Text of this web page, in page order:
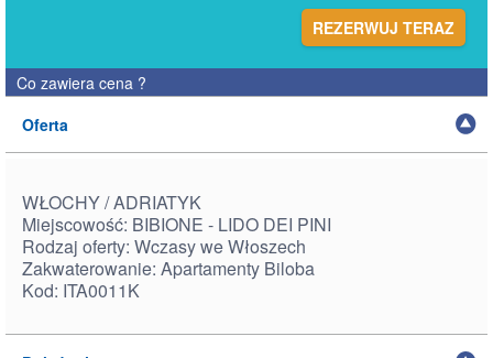
REZERWUJ TERAZ
Co zawiera cena ?
Oferta
WŁOCHY / ADRIATYK
Miejscowość: BIBIONE - LIDO DEI PINI
Rodzaj oferty: Wczasy we Włoszech
Zakwaterowanie: Apartamenty Biloba
Kod: ITA0011K